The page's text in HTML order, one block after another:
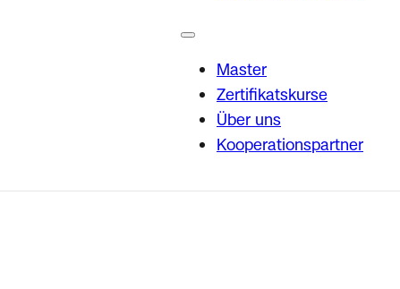
Master
Zertifikatskurse
Über uns
Kooperationspartner